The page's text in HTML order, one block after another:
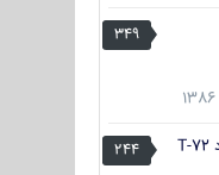
349
244
تانک اصلی میدان نبرد T-72